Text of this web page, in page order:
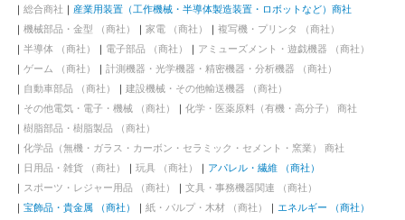
総合商社
産業用装置（工作機械・半導体製造装置・ロボットなど）商社
機械部品・金型 （商社）
家電 （商社）
複写機・プリンタ （商社）
半導体 （商社）
電子部品 （商社）
アミューズメント・遊戯機器 （商社）
ゲーム （商社）
計測機器・光学機器・精密機器・分析機器 （商社）
自動車部品 （商社）
建設機械・その他輸送機器 （商社）
その他電気・電子・機械 （商社）
化学・医薬原料（有機・高分子） 商社
樹脂部品・樹脂製品 （商社）
化学品（無機・ガラス・カーボン・セラミック・セメント・窯業） 商社
日用品・雑貨 （商社）
玩具 （商社）
アパレル・繊維 （商社）
スポーツ・レジャー用品 （商社）
文具・事務機器関連 （商社）
宝飾品・貴金属 （商社）
紙・パルプ・木材 （商社）
エネルギー （商社）